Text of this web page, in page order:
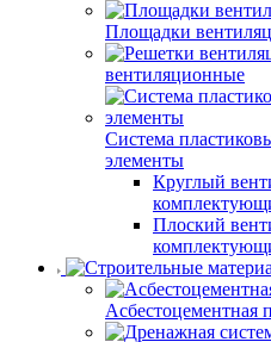
Площадки
вентиляционные
Система
элементы
Круглый
Плоский
Асбестоцементная